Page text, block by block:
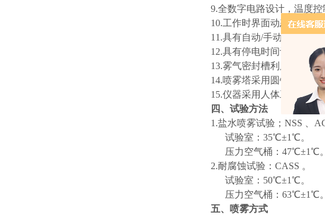
9.全数字电路设计，温度
10.工作时界面动态闪烁显
11.具有自动/手动加水功
12.具有停电时间记忆功能
13.雾气密封槽利用环保的
14.喷雾塔采用圆锥形分散
15.仪器采用人体工学设计
四、试验方法
1.盐水喷雾试验；NSS 、
试验室：35℃±1℃。
压力空气桶：47℃±1℃。
2.耐腐蚀试验：CASS
试验室：50℃±1℃。
压力空气桶：63℃±1℃。
五、喷雾方式